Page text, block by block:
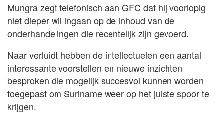
Mungra zegt telefonisch aan GFC dat hij voorlopig
niet dieper wil ingaan op de inhoud van de
onderhandelingen die recentelijk zijn gevoerd.
Naar verluidt hebben de intellectuelen een aantal
interessante voorstellen en nieuwe inzichten
besproken die mogelijk succesvol kunnen worden
toegepast om Suriname weer op het juiste spoor te
krijgen.